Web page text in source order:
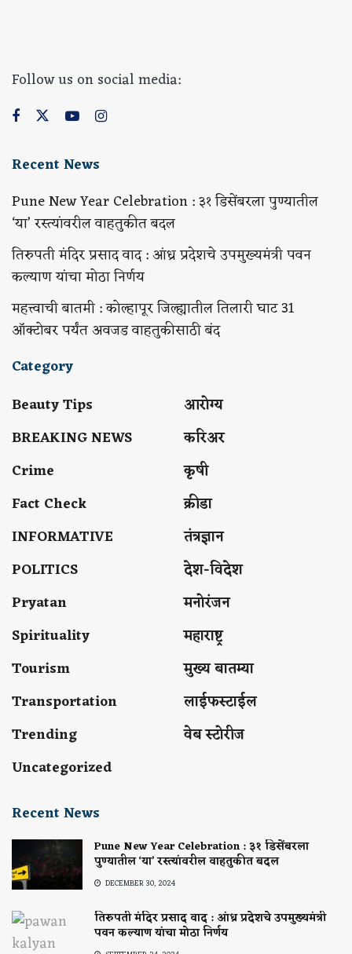
Follow us on social media:
Recent News
Pune New Year Celebration : ३१ डिसेंबरला पुण्यातील
‘या’ रस्त्यांवरील वाहतुकीत बदल
तिरुपती मंदिर प्रसाद वाद : आंध्र प्रदेशचे उपमुख्यमंत्री पवन
कल्याण यांचा मोठा निर्णय
महत्त्वाची बातमी : कोल्हापूर जिल्ह्यातील तिलारी घाट 31
ऑक्टोबर पर्यंत अवजड वाहतुकीसाठी बंद
Category
Beauty Tips
BREAKING NEWS
Crime
Fact Check
INFORMATIVE
POLITICS
Pryatan
Spirituality
Tourism
Transportation
Trending
Uncategorized
आरोग्य
करिअर
कृषी
क्रीडा
तंत्रज्ञान
देश-विदेश
मनोरंजन
महाराष्ट्र
मुख्य बातम्या
लाईफस्टाईल
वेब स्टोरीज
Recent News
Pune New Year Celebration : ३१ डिसेंबरला
पुण्यातील ‘या’ रस्त्यांवरील वाहतुकीत बदल
DECEMBER 30, 2024
तिरुपती मंदिर प्रसाद वाद : आंध्र प्रदेशचे उपमुख्यमंत्री
पवन कल्याण यांचा मोठा निर्णय